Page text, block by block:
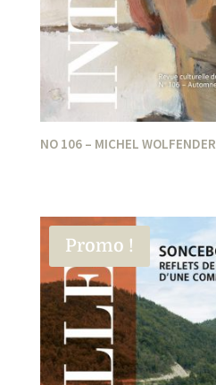
NO 106 – MICHEL WOLFENDER
Promo !